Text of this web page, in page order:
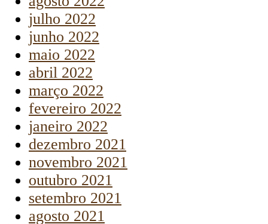
julho 2022
junho 2022
maio 2022
abril 2022
março 2022
fevereiro 2022
janeiro 2022
dezembro 2021
novembro 2021
outubro 2021
setembro 2021
agosto 2021